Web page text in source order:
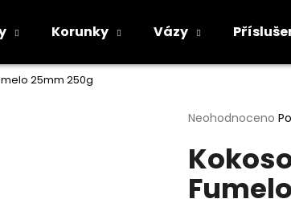
Korunky Vázy
25mm 250g
Průměrné
produktu
je
0,0
Neohodnoceno
Co potřebujete najít?
HLEDAT